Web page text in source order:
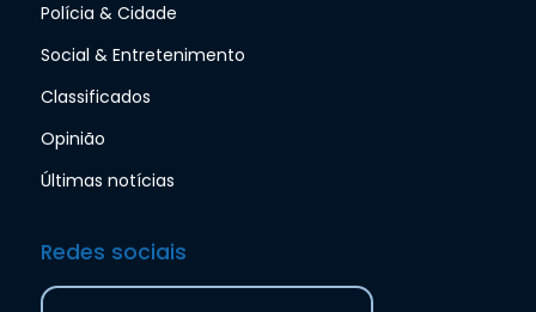
Polícia & Cidade
Social & Entretenimento
Classificados
Opinião
Últimas notícias
Redes sociais